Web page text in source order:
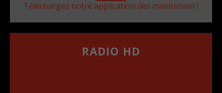
Téléchargez notre application dès maintenant !
RADIO HD